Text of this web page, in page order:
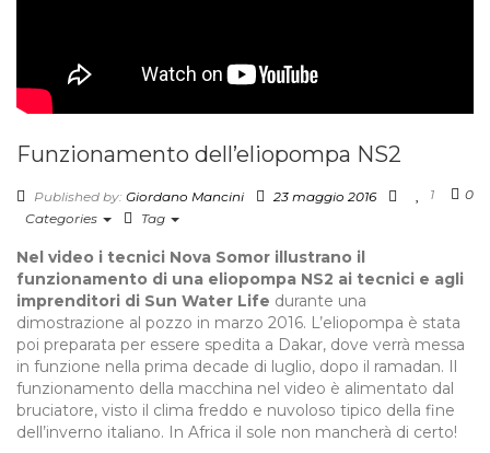
Funzionamento dell’eliopompa NS2
Published by: Giordano Mancini
23 maggio 2016
Categories
Tag
0
1
Nel video i tecnici Nova Somor illustrano il
funzionamento di una eliopompa NS2 ai tecnici e agli
imprenditori di Sun Water Life durante una
dimostrazione al pozzo in marzo 2016. L’eliopompa è stata
poi preparata per essere spedita a Dakar, dove verrà messa
in funzione nella prima decade di luglio, dopo il ramadan. Il
funzionamento della macchina nel video è alimentato dal
bruciatore, visto il clima freddo e nuvoloso tipico della fine
dell’inverno italiano. In Africa il sole non mancherà di certo!